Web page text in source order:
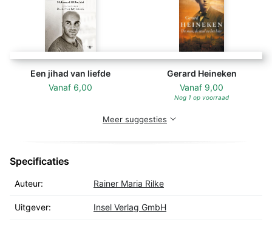
Een jihad van liefde
Vanaf 6,00
Gerard Heineken
Vanaf 9,00
Nog 1 op voorraad
Meer suggesties
Specificaties
Auteur: Rainer Maria Rilke
Uitgever: Insel Verlag GmbH